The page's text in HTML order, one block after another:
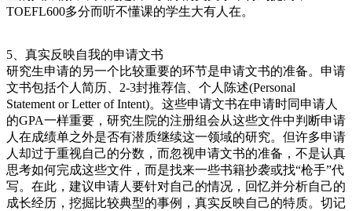
TOEFL600多分而听不懂课的学生大有人在。
5、真实反映自我的申请文书
研究生申请的另一个比较重要的环节是申请文书的准备。申请
文书包括个人简历、2-3封推荐信、个人陈述(Personal
Statement or Letter of Intent)。这些申请文书在申请时同申请人
的GPA一样重要，研究生院的注册组会从这些文件中判断申请
人在成绩单之外是否有潜质继续这一领域的研究。但许多申请
人却过于重视自己的分数，而忽视申请文书的准备，不是认真
思考如何完成这些文件，而是找来一些书籍抄袭或找“枪手”代
写。在此，建议申请人要针对自己的情况，回忆并分析自己的
成长经历，挖掘比较典型的事例，真实反映自己的特质。切记